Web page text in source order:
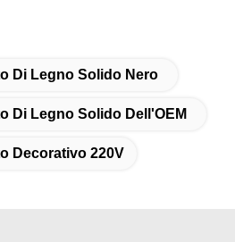
Di Legno Solido Nero
Di Legno Solido Dell'OEM
Decorativo 220V